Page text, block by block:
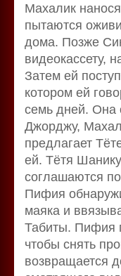
Махалик
пытаются
дома. Позже
видеокассету,
Затем ей
котором ей
семь дней. Она
Джорджу,
предлагает
ей. Тётя
соглашаются
Пифия
маяка и
Табиты. Пифия
чтобы снять
возвращается